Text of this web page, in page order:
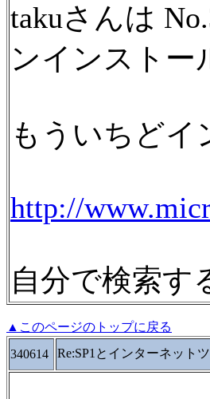
takuさんは
ンインストー
もういちどイ
http://
自分で検索す
▲このページのトップに戻る
340614
Re:SP1とインターネット